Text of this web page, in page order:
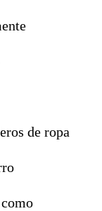
de ropa